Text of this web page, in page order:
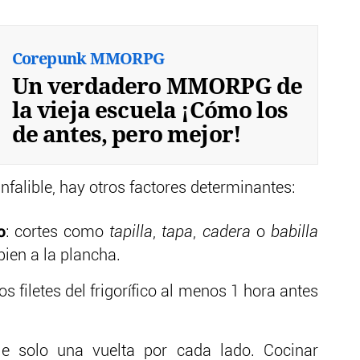
Corepunk MMORPG
Un verdadero MMORPG de
la vieja escuela ¡Cómo los
de antes, pero mejor!
hay otros factores determinantes:
: cortes como tapilla tapa cadera o babilla
a la plancha.
filetes del frigorífico al menos 1 hora antes
solo una vuelta por cada lado. Cocinar